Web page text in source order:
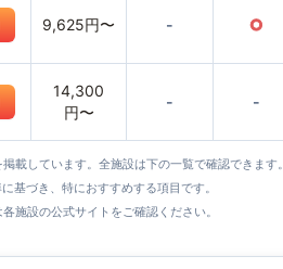
9,625円〜 - ○
14,300
円〜
- -
載しています。全施設は下の一覧で確認できます。
基づき、特におすすめする項目です。
施設の公式サイトをご確認ください。